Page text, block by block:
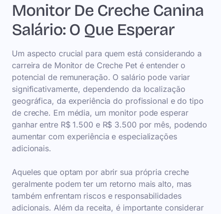
Monitor De Creche Canina
Salário: O Que Esperar
Um aspecto crucial para quem está considerando a
carreira de Monitor de Creche Pet é entender o
potencial de remuneração. O salário pode variar
significativamente, dependendo da localização
geográfica, da experiência do profissional e do tipo
de creche. Em média, um monitor pode esperar
ganhar entre R$ 1.500 e R$ 3.500 por mês, podendo
aumentar com experiência e especializações
adicionais.
Aqueles que optam por abrir sua própria creche
geralmente podem ter um retorno mais alto, mas
também enfrentam riscos e responsabilidades
adicionais. Além da receita, é importante considerar